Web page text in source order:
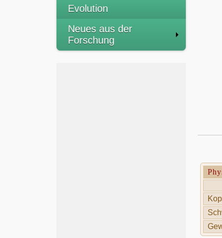
Evolution
Neues aus der
Forschung